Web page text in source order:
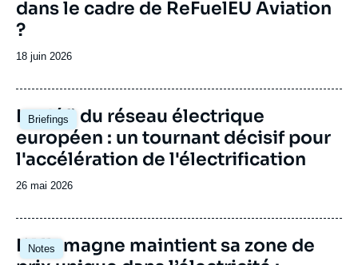
dans le cadre de ReFuelEU Aviation
?
Date
publication
18 juin 2026
Briefings
Image
principale
Le défi du réseau électrique
européen : un tournant décisif pour
l'accélération de l'électrification
Date
publication
26 mai 2026
Notes
Image
principale
L’Allemagne maintient sa zone de